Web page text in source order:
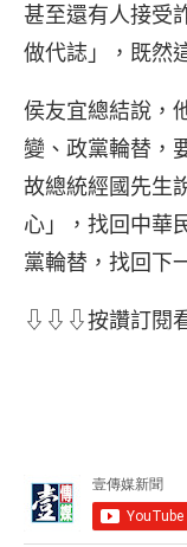
甚至還有人接受
做代誌」，既然
侯友宜總結說，
變、政黨輪替，
故總統經國先生
心」，找回中華
黨輪替，找回下
⇩⇩⇩按讚訂閱